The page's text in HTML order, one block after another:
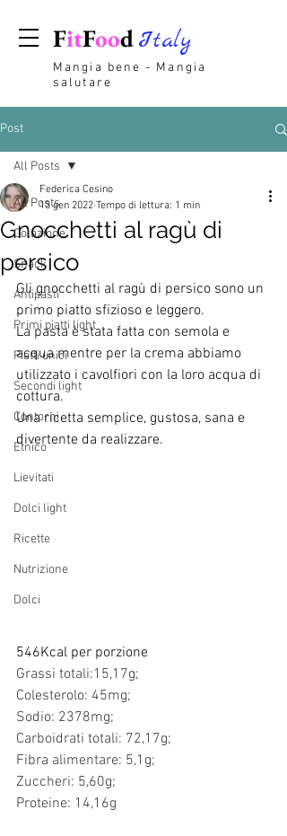
FitFoodItaly
Mangia bene - Mangia
salutare
Post
All Posts
Colazione
Snack
Antipasti
Primi piatti light
Piatti unici
Secondi light
Contorni
Etnico
Lievitati
Dolci light
Ricette
Nutrizione
Dolci
All Posts
Gnocchetti al ragù di
persico
Federica Cesino
13 gen 2022 Tempo di lettura: 1 min
Gli gnocchetti al ragù di persico sono un
primo piatto sfizioso e leggero.
La pasta è stata fatta con semola e
acqua mentre per la crema abbiamo
utilizzato i cavolfiori con la loro acqua di
cottura.
Una ricetta semplice, gustosa, sana e
divertente da realizzare.
546Kcal per porzione
Grassi totali:15,17g;
Colesterolo: 45mg;
Sodio: 2378mg;
Carboidrati totali: 72,17g;
Fibra alimentare: 5,1g;
Zuccheri: 5,60g;
Proteine: 14,16g